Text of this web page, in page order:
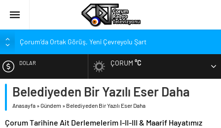
Çorum’da Ortak Görüş, Yeni Çevreyolu Şart
Belediye Meclisi Toplandı
Süper Lig’de Transfer Piyasası Alev Alev Yanıyor
Gökel’den Çorum’a: Balçık’ın Yükünü Hafifletmeliyiz
Kırmızı-Siyahlılarda Yeni Rota Çorum mu, İstanbul mu?
DOLAR
EURO
ÇORUM°C
Belediyeden Bir Yazılı Eser Daha
Anasayfa »Gündem » Belediyeden Bir Yazılı Eser Daha
Çorum Tarihine Ait Derlemelerim I-II-III & Maarif Hayatımız